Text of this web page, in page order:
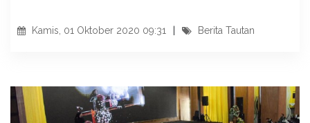
Kamis, 01 Oktober 2020 09:31 Berita Tautan